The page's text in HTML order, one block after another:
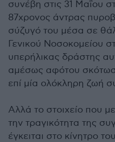
συνέβη στις 31 Μαΐου
87χρονος άντρας
σύζυγό του μέσα σε
Γενικού Νοσοκομείου
υπερήλικας δράστης
αμέσως αφότου
επί μία ολόκληρη ζωή
Αλλά το στοιχείο που
την τραγικότητα της
έγκειται στο κίνητρο